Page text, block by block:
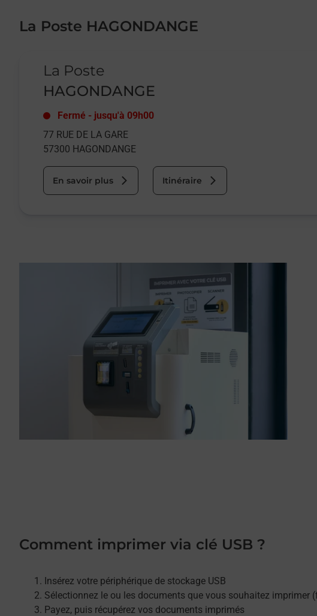
La Poste HAGONDANGE
La Poste
HAGONDANGE
Fermé - jusqu'à 09h00
77 RUE DE LA GARE
57300 HAGONDANGE
En savoir plus Itinéraire
Comment imprimer via clé USB ?
Insérez votre périphérique de stockage USB
Sélectionnez le ou les documents que vous souhaitez imprimer
Payez, puis récupérez vos documents imprimés